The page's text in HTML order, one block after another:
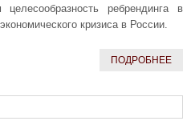
ребрендинга в
кризиса в России.
ПОДРОБНЕЕ